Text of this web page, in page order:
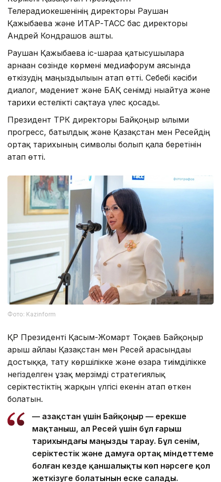
Телерадиокешенінің директоры Раушан
Қажыбаева және ИТАР-ТАСС бас директоры
Андрей Кондрашов ашты.
Раушан Қажыбаева іс-шараға қатысушыларға
арнаған сөзінде көрмені медиафорум аясында
өткізудің маңыздылығын атап өтті. Себебі кәсіби
диалог, мәдениет және БАҚ сенімді нығайтуға және
тарихи естелікті сақтауға үлес қосады.
Президент ТРК директоры Байқоңыр ғылыми
прогресс, батылдық және Қазақстан мен Ресейдің
ортақ тарихының символы болып қала беретінін
атап өтті.
Фото: Kazinform
ҚР Президенті Қасым-Жомарт Тоқаев Байқоңыр
ғарыш айлағы Қазақстан мен Ресей арасындағы
достыққа, тату көршілікке және өзара тиімділікке
негізделген ұзақ мерзімді стратегиялық
серіктестіктің жарқын үлгісі екенін атап өткен
болатын.
— Қазақстан үшін Байқоңыр — ерекше
мақтаныш, ал Ресей үшін бұл ғарыш
тарихындағы маңызды тарау. Бұл сенім,
серіктестік және дамуға ортақ міндеттеме
болған кезде қаншалықты көп нәрсеге қол
жеткізуге болатынын еске салады.